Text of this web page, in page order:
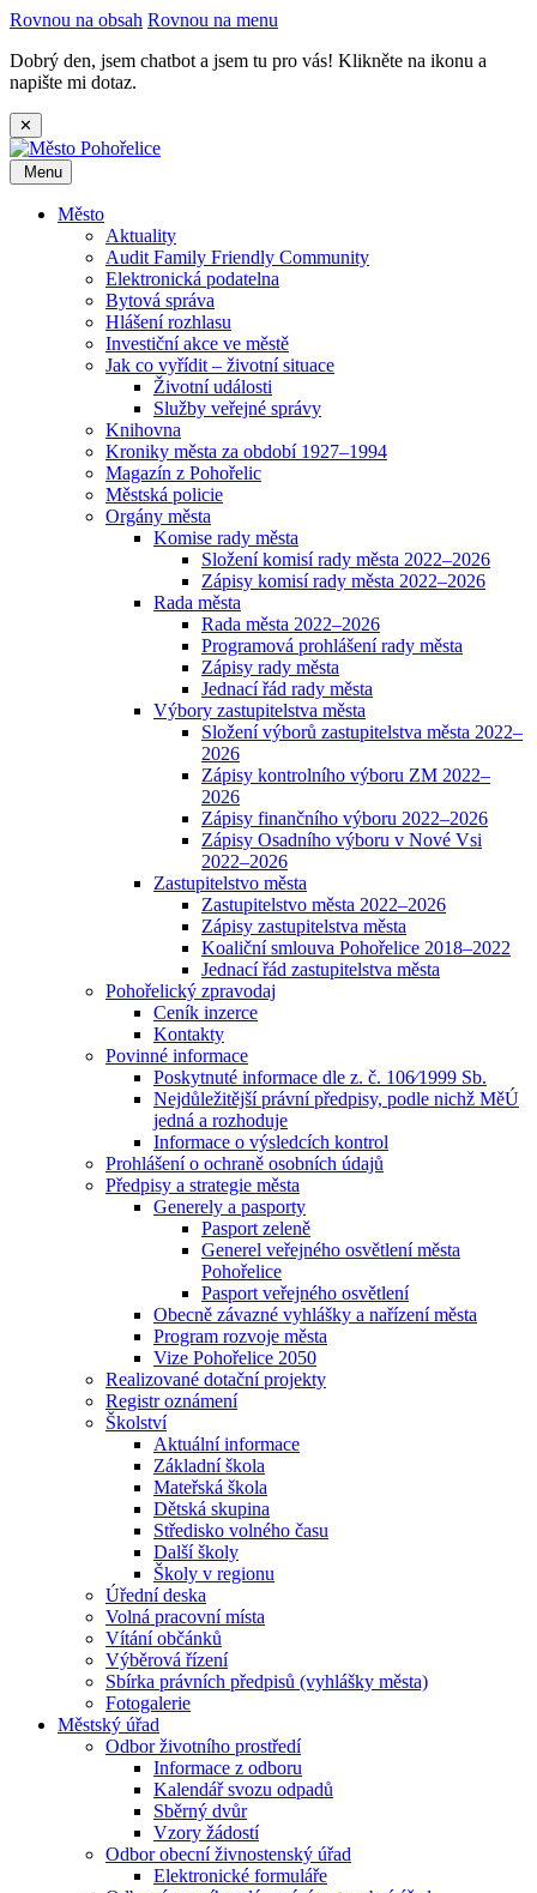
Rovnou na obsah Rovnou na menu
Dobrý den, jsem chatbot a jsem tu pro vás! Klikněte na ikonu a
napište mi dotaz.
✕
Menu
Město
Aktuality
Audit Family Friendly Community
Elektronická podatelna
Bytová správa
Hlášení rozhlasu
Investiční akce ve městě
Jak co vyřídit – životní situace
Životní události
Služby veřejné správy
Knihovna
Kroniky města za období 1927–1994
Magazín z Pohořelic
Městská policie
Orgány města
Komise rady města
Složení komisí rady města 2022–2026
Zápisy komisí rady města 2022–2026
Rada města
Rada města 2022–2026
Programová prohlášení rady města
Zápisy rady města
Jednací řád rady města
Výbory zastupitelstva města
Složení výborů zastupitelstva města 2022–
2026
Zápisy kontrolního výboru ZM 2022–
2026
Zápisy finančního výboru 2022–2026
Zápisy Osadního výboru v Nové Vsi
2022–2026
Zastupitelstvo města
Zastupitelstvo města 2022–2026
Zápisy zastupitelstva města
Koaliční smlouva Pohořelice 2018–2022
Jednací řád zastupitelstva města
Pohořelický zpravodaj
Ceník inzerce
Kontakty
Povinné informace
Poskytnuté informace dle z. č. 106⁄1999 Sb.
Nejdůležitější právní předpisy, podle nichž MěÚ
jedná a rozhoduje
Informace o výsledcích kontrol
Prohlášení o ochraně osobních údajů
Předpisy a strategie města
Generely a pasporty
Pasport zeleně
Generel veřejného osvětlení města
Pohořelice
Pasport veřejného osvětlení
Obecně závazné vyhlášky a nařízení města
Program rozvoje města
Vize Pohořelice 2050
Realizované dotační projekty
Registr oznámení
Školství
Aktuální informace
Základní škola
Mateřská škola
Dětská skupina
Středisko volného času
Další školy
Školy v regionu
Úřední deska
Volná pracovní místa
Vítání občánků
Výběrová řízení
Sbírka právních předpisů (vyhlášky města)
Fotogalerie
Městský úřad
Odbor životního prostředí
Informace z odboru
Kalendář svozu odpadů
Sběrný dvůr
Vzory žádostí
Odbor obecní živnostenský úřad
Elektronické formuláře